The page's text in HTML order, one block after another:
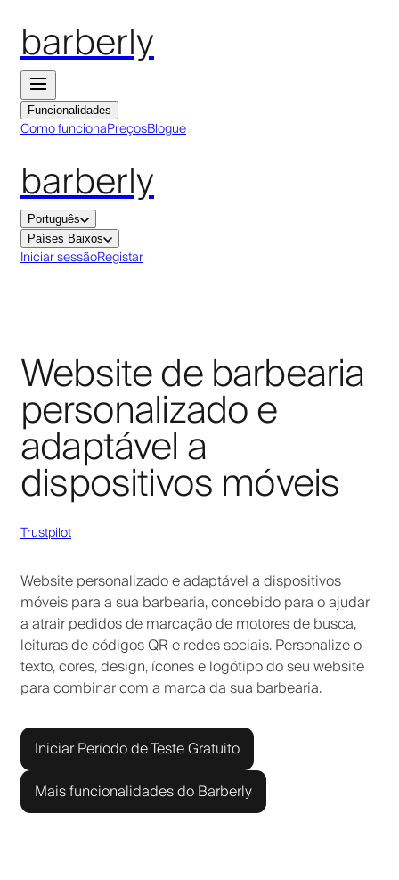
barberly
Funcionalidades
Como funcionaPreçosBlogue
barberly
Português
Países Baixos
Iniciar sessãoRegistar
Website de barbearia
personalizado e
adaptável a
dispositivos móveis
Trustpilot
Website personalizado e adaptável a dispositivos
móveis para a sua barbearia, concebido para o ajudar
a atrair pedidos de marcação de motores de busca,
leituras de códigos QR e redes sociais. Personalize o
texto, cores, design, ícones e logótipo do seu website
para combinar com a marca da sua barbearia.
Iniciar Período de Teste Gratuito
Mais funcionalidades do Barberly